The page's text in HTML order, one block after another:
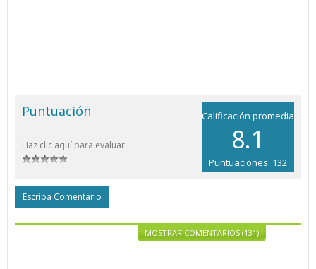
Calificación promedia
8.1
Puntuaciones: 132
Puntuación
Haz clic aquí para evaluar
Escriba Comentario
MOSTRAR COMENTARIOS (131)